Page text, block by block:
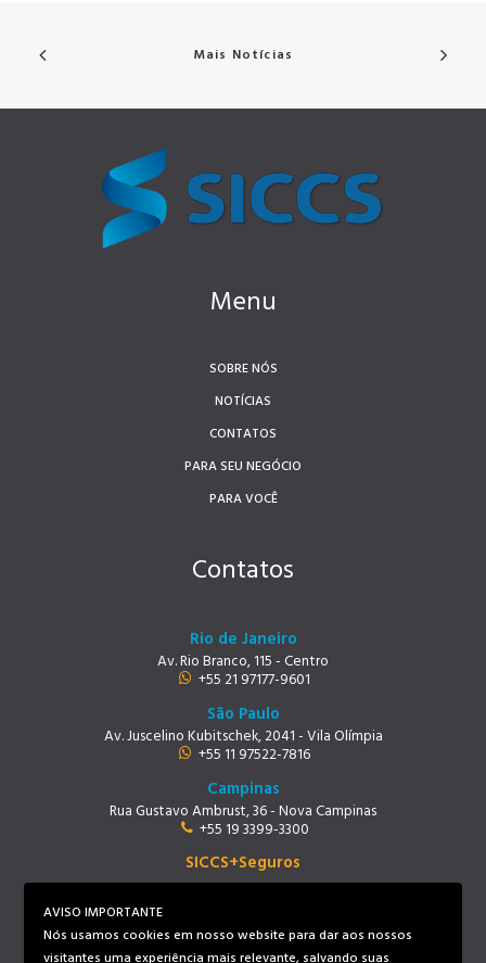
Mais Notícias
Menu
SOBRE NÓS
NOTÍCIAS
CONTATOS
PARA SEU NEGÓCIO
PARA VOCÊ
Contatos
Rio de Janeiro
Av. Rio Branco, 115 - Centro
+55 21 97177-9601
São Paulo
Av. Juscelino Kubitschek, 2041 - Vila Olímpia
+55 11 97522-7816
Campinas
Rua Gustavo Ambrust, 36 - Nova Campinas
+55 19 3399-3300
SICCS+Seguros
Rio de Janeiro
Av. Rio Branco, 115 - Centro
+55 21 97219-9678
AVISO IMPORTANTE
Nós usamos cookies em nosso website para dar aos nossos
visitantes uma experiência mais relevante, salvando suas